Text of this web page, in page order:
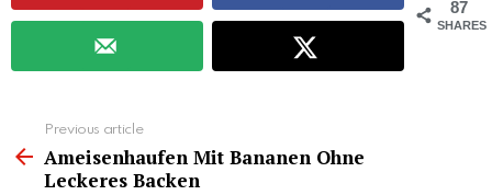
87
SHARES
more
Previous article
Ameisenhaufen Mit Bananen Ohne
Leckeres Backen